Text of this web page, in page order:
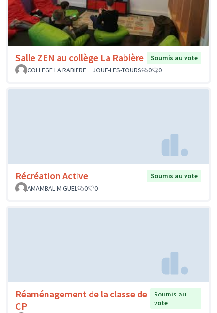
Salle ZEN au collège La Rabière
Soumis au vote
COLLEGE LA RABIERE _ JOUE-LES-TOURS
0 0
Récréation Active
Soumis au vote
AMAMBAL MIGUEL
0 0
Réaménagement de la classe de
CP
Soumis au
vote